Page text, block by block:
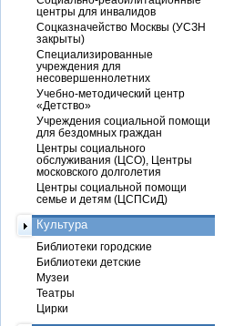
центры для инвалидов
Соцказначейство Москвы (УСЗН
закрыты)
Специализированные
учреждения для
несовершеннолетних
Учебно-методический центр
«Детство»
Учреждения социальной помощи
для бездомных граждан
Центры социального
обслуживания (ЦСО), Центры
московского долголетия
Центры социальной помощи
семье и детям (ЦСПСиД)
Культура
Библиотеки городские
Библиотеки детские
Музеи
Театры
Цирки